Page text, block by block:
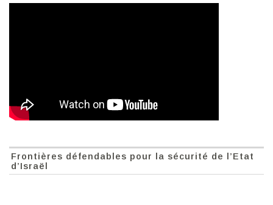
Frontières défendables pour la sécurité de l’Etat
d’Israël